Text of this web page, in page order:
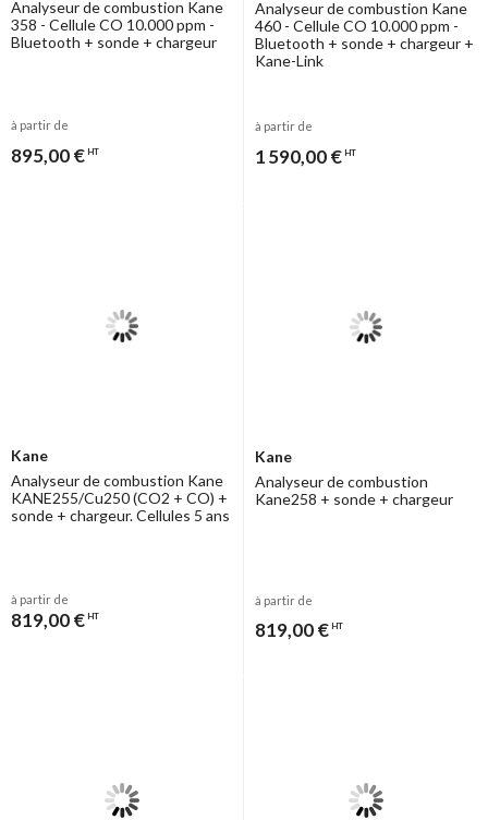
Analyseur de combustion Kane
358 - Cellule CO 10.000 ppm -
Bluetooth + sonde + chargeur
à partir de
895,00 € HT
Analyseur de combustion Kane
460 - Cellule CO 10.000 ppm -
Bluetooth + sonde + chargeur +
Kane-Link
à partir de
1 590,00 € HT
Kane
Analyseur de combustion Kane
KANE255/Cu250 (CO2 + CO) +
sonde + chargeur. Cellules 5 ans
à partir de
819,00 € HT
Kane
Analyseur de combustion
Kane258 + sonde + chargeur
à partir de
819,00 € HT